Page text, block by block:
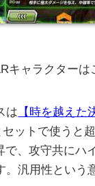
キャラクターは
は 【時を越えた
セットで使うと
で、攻守共にハ
。汎用性という